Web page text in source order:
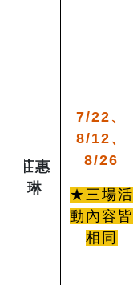
莊惠
琳
7/22、
8/12、
8/26
★三場活
動內容皆
相同